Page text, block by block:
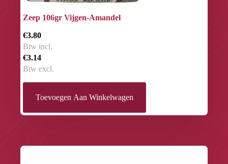
Zeep 106gr Vijgen-Amandel
€3.80
Btw incl.
€3.14
Btw excl.
Toevoegen Aan Winkelwagen